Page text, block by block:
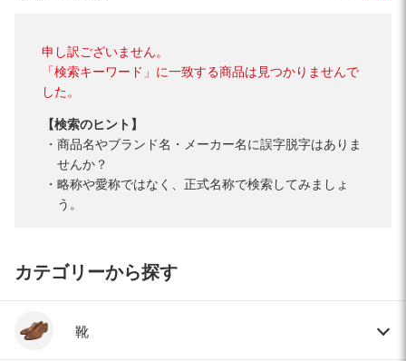
申し訳ございません。
「検索キーワード」に一致する商品は見つかりませんで
した。
【検索のヒント】
商品名やブランド名・メーカー名に誤字脱字はありま
せんか？
略称や愛称ではなく、正式名称で検索してみましょ
う。
カテゴリーから探す
靴